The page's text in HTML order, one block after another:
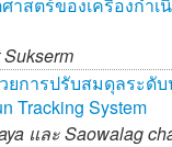
ยการปรับสมดุลระดั
Tracking System
และSaowalag